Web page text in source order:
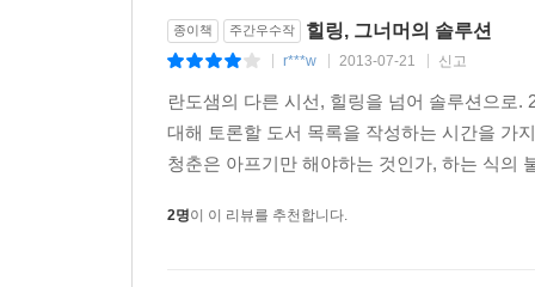
서울대 소비트렌드분석센터에서 내놓은 미래 직
잡트렌드를 읽어야 ‘내:일’을 잡는다!
전 세계를 돌며 김난도 교수가 발견한 것은 일자
양상을 여섯 개의 잡트렌드로 정리했다. 이 여섯
일자리에도 ‘트렌드’가 있다!
종이책 주간우수작 힐링, 그너머의 솔루션
r***w 2013-07-21 신고
란도샘의 다른 시선, 힐링을 넘어 솔루션으로
대해 토론할 도서 목록을 작성하는 시간을 가
청춘은 아프기만 해야하는 것인가, 하는 식의
2명이 이 리뷰를 추천합니다.